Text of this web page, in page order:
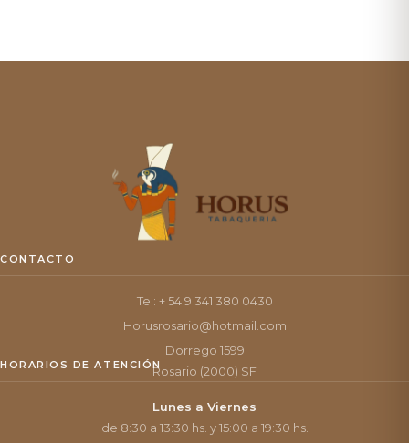
CONTACTO
Tel: + 54 9 341 380 0430
Horusrosario@hotmail.com
Dorrego 1599
Rosario (2000) SF
HORARIOS DE ATENCIÓN
Lunes a Viernes
de 8:30 a 13:30 hs. y 15:00 a 19:30 hs.